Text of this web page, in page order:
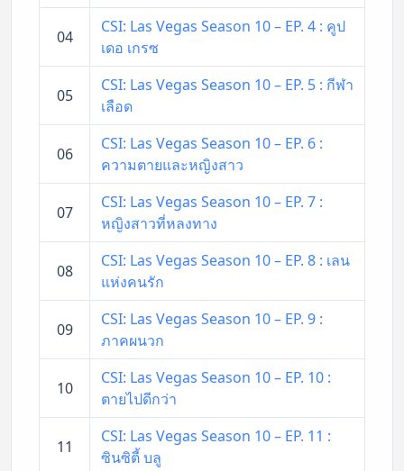
04
CSI: Las Vegas Season 10 – EP. 4 : คูป
เดอ เกรซ
05
CSI: Las Vegas Season 10 – EP. 5 : กีฬา
เลือด
06
CSI: Las Vegas Season 10 – EP. 6 :
ความตายและหญิงสาว
07
CSI: Las Vegas Season 10 – EP. 7 :
หญิงสาวที่หลงทาง
08
CSI: Las Vegas Season 10 – EP. 8 : เลน
แห่งคนรัก
09
CSI: Las Vegas Season 10 – EP. 9 :
ภาคผนวก
10
CSI: Las Vegas Season 10 – EP. 10 :
ตายไปดีกว่า
11
CSI: Las Vegas Season 10 – EP. 11 :
ซินซิตี้ บลู